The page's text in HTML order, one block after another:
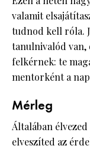
valamit
tudnod kell róla.
tanulnivalód van,
felkérnek: te
mentorként a
Mérleg
Általában
elveszíted az